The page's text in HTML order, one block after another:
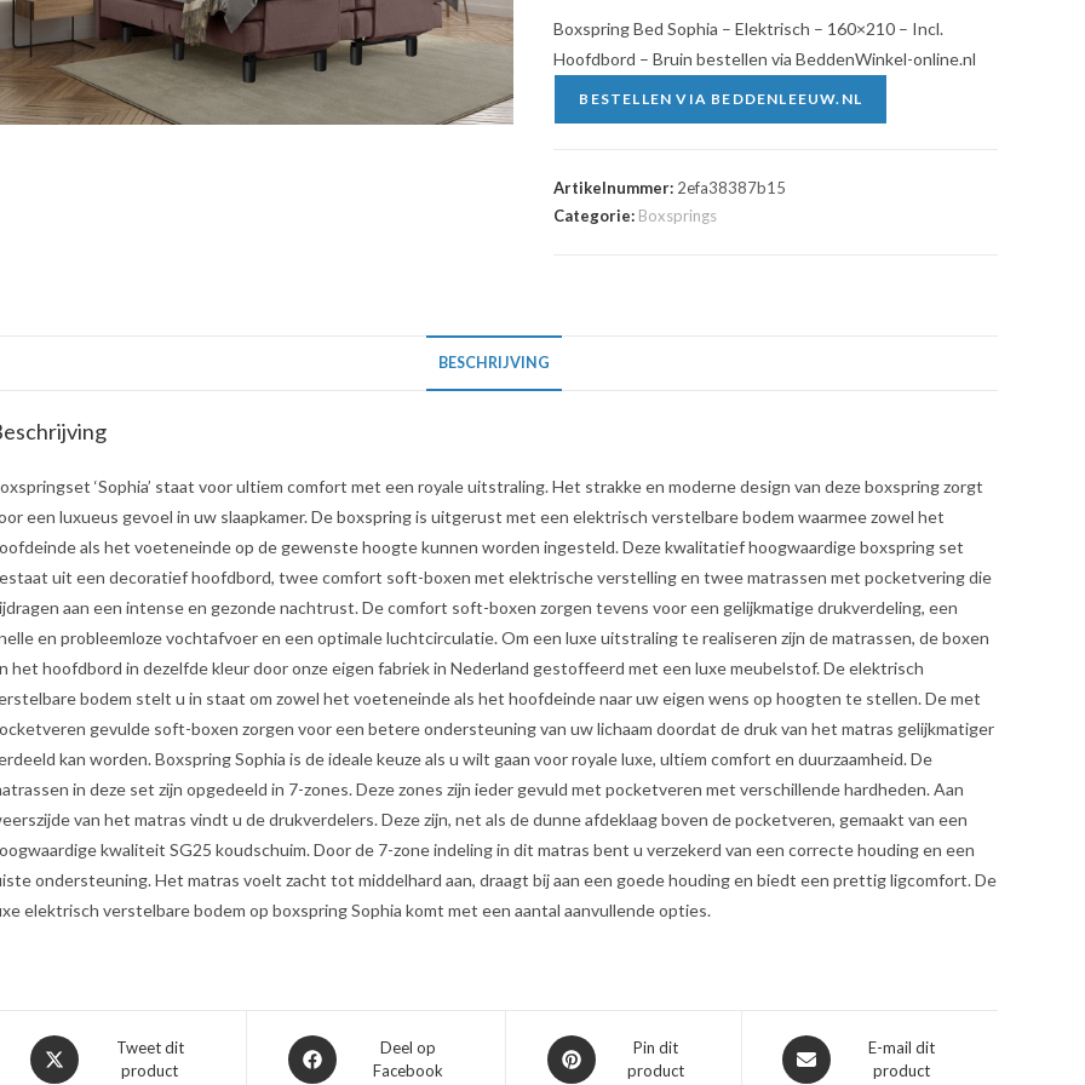
Boxspring Bed Sophia – Elektrisch – 160×210 – Incl.
Hoofdbord – Bruin bestellen via BeddenWinkel-online.nl
BESTELLEN VIA BEDDENLEEUW.NL
Artikelnummer: 2efa38387b15
Categorie: Boxsprings
BESCHRIJVING
‘Sophia’ staat voor ultiem comfort met een royale uitstraling. Het strakke en moderne design van deze boxspring zorgt
een luxueus gevoel in uw slaapkamer. De boxspring is uitgerust met een elektrisch verstelbare bodem waarmee zowel het
als het voeteneinde op de gewenste hoogte kunnen worden ingesteld. Deze kwalitatief hoogwaardige boxspring set
uit een decoratief hoofdbord, twee comfort soft-boxen met elektrische verstelling en twee matrassen met pocketvering die
aan een intense en gezonde nachtrust. De comfort soft-boxen zorgen tevens voor een gelijkmatige drukverdeling, een
en probleemloze vochtafvoer en een optimale luchtcirculatie. Om een luxe uitstraling te realiseren zijn de matrassen, de boxen
het hoofdbord in dezelfde kleur door onze eigen fabriek in Nederland gestoffeerd met een luxe meubelstof. De elektrisch
bodem stelt u in staat om zowel het voeteneinde als het hoofdeinde naar uw eigen wens op hoogten te stellen. De met
gevulde soft-boxen zorgen voor een betere ondersteuning van uw lichaam doordat de druk van het matras gelijkmatiger
kan worden. Boxspring Sophia is de ideale keuze als u wilt gaan voor royale luxe, ultiem comfort en duurzaamheid. De
in deze set zijn opgedeeld in 7-zones. Deze zones zijn ieder gevuld met pocketveren met verschillende hardheden. Aan
van het matras vindt u de drukverdelers. Deze zijn, net als de dunne afdeklaag boven de pocketveren, gemaakt van een
kwaliteit SG25 koudschuim. Door de 7-zone indeling in dit matras bent u verzekerd van een correcte houding en een
ondersteuning. Het matras voelt zacht tot middelhard aan, draagt bij aan een goede houding en biedt een prettig ligcomfort. De
elektrisch verstelbare bodem op boxspring Sophia komt met een aantal aanvullende opties.
Opent
in
Tweet dit
product
Opent
in
Deel op
Facebook
Opent
in
Pin dit
product
Opent
in
E-mail dit
product